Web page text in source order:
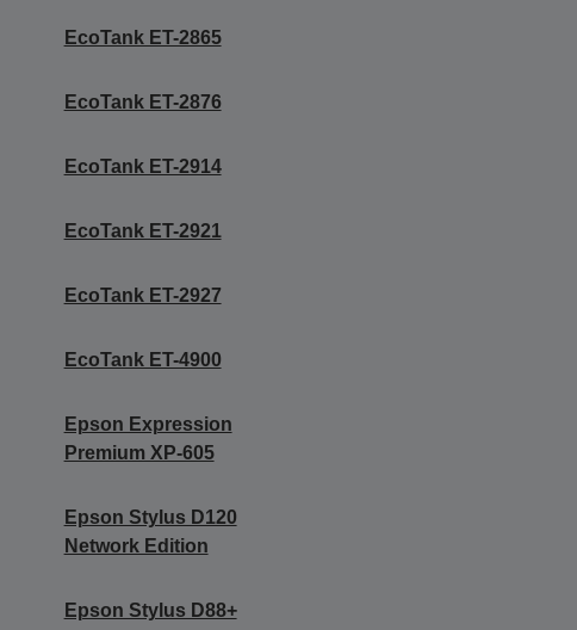
EcoTank ET-2865
EcoTank ET-2876
EcoTank ET-2914
EcoTank ET-2921
EcoTank ET-2927
EcoTank ET-4900
Epson Expression
Premium XP-605
Epson Stylus D120
Network Edition
Epson Stylus D88+